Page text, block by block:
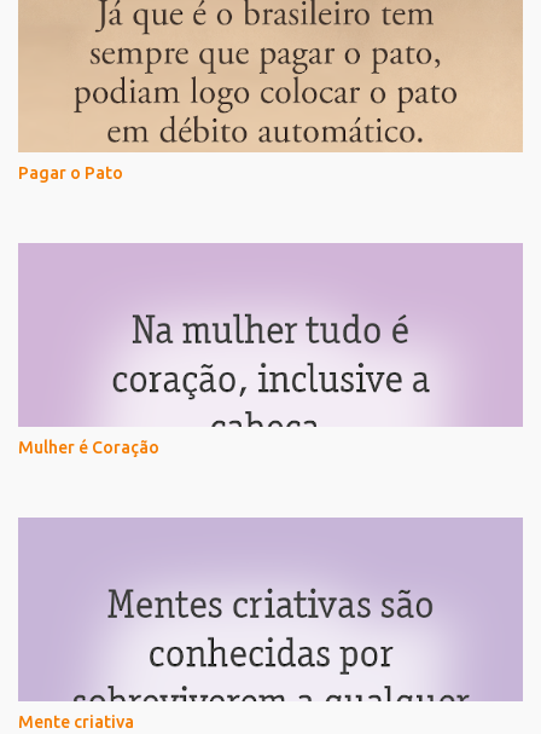
Pagar o Pato
Mulher é Coração
Mente criativa